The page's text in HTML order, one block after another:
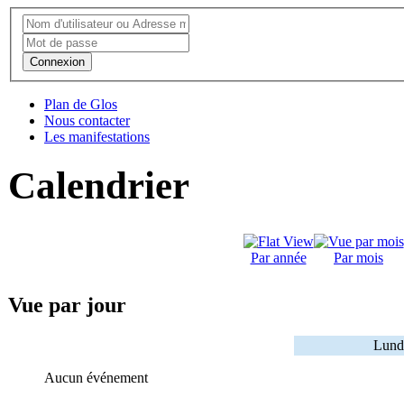
Connexion
Plan de Glos
Nous contacter
Les manifestations
Calendrier
Par année Par mois
Vue par jour
Aucun événement